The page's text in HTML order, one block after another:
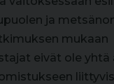
ja
mukaan
eivät ole yhtä